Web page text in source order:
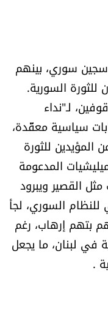
سجين سوري، بينهم
السورية.
لـ"نداء
سياسية معقّدة،
المؤيدين للثورة
المدعومة
القصير ويبرود
للنظام السوري، لجأ
بتهم إرهاب، رغم
لبنان، ما يجعل
.